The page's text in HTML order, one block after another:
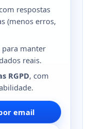
respostas
(menos erros,
para manter
reais.
RGPD, com
email